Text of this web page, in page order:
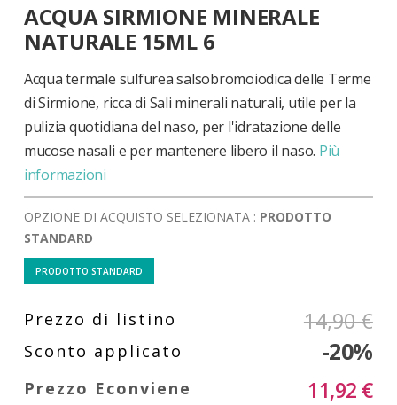
all'inizio
della
galleria
di
immagini
ACQUA SIRMIONE MINERALE
NATURALE 15ML 6
Acqua termale sulfurea salsobromoiodica delle Terme
di Sirmione, ricca di Sali minerali naturali, utile per la
pulizia quotidiana del naso, per l'idratazione delle
mucose nasali e per mantenere libero il naso. Più
informazioni
OPZIONE DI ACQUISTO SELEZIONATA : PRODOTTO
STANDARD
PRODOTTO STANDARD
14,90 €
-20%
11,92 €